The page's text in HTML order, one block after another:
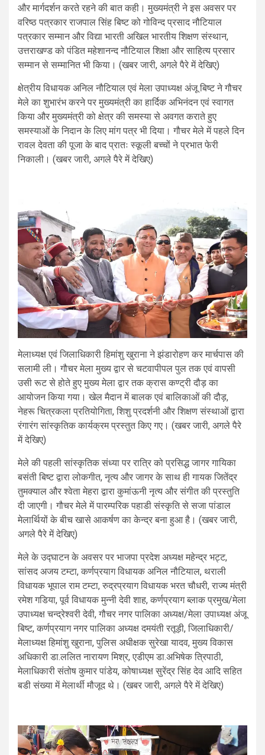
और मार्गदर्शन करते रहने की बात कही। मुख्यमंत्री ने इस अवसर पर
वरिष्ठ पत्रकार राजपाल सिंह बिष्ट को गोविन्द प्रसाद नौटियाल
पत्रकार सम्मान और विद्या भारती अखिल भारतीय शिक्षण संस्थान,
उत्तराखण्ड को पंडित महेशानन्द नौटियाल शिक्षा और साहित्य प्रसार
सम्मान से सम्मानित भी किया। (खबर जारी, अगले पैरे में देखिए)
क्षेत्रीय विधायक अनिल नौटियाल एवं मेला उपाध्यक्ष अंजू बिष्ट ने गौचर
मेले का शुभारंभ करने पर मुख्यमंत्री का हार्दिक अभिनंदन एवं स्वागत
किया और मुख्यमंत्री को क्षेत्र की समस्या से अवगत कराते हुए
समस्याओं के निदान के लिए मांग पत्र भी दिया। गौचर मेले में पहले दिन
रावल देवता की पूजा के बाद प्रातः स्कूली बच्चों ने प्रभात फेरी
निकाली। (खबर जारी, अगले पैरे में देखिए)
मेलाध्यक्ष एवं जिलाधिकारी हिमांशु खुराना ने झंडारोहण कर मार्चपास की
सलामी ली। गौचर मेला मुख्य द्वार से चटवापीपल पुल तक एवं वापसी
उसी रूट से होते हुए मुख्य मेला द्वार तक क्रास कण्ट्री दौड़ का
आयोजन किया गया। खेल मैदान में बालक एवं बालिकाओं की दौड़,
नेहरू चित्रकला प्रतियोगिता, शिशु प्रदर्शनी और शिक्षण संस्थाओं द्वारा
रंगारंग सांस्कृतिक कार्यक्रम प्रस्तुत किए गए। (खबर जारी, अगले पैरे
में देखिए)
मेले की पहली सांस्कृतिक संध्या पर रात्रि को प्रसिद्ध जागर गायिका
बसंती बिष्ट द्वारा लोकगीत, नृत्य और जागर के साथ ही गायक जितेंद्र
तुमक्याल और श्वेता मेहरा द्वारा कुमांऊनी नृत्य और संगीत की प्रस्तुति
दी जाएगी। गौचर मेले में पारम्परिक पहाडी संस्कृति से सजा पांडाल
मेलार्थियों के बीच खासे आकर्षण का केन्द्र बना हुआ है। (खबर जारी,
अगले पैरे में देखिए)
मेले के उद्घाटन के अवसर पर भाजपा प्रदेश अध्यक्ष महेन्द्र भट्ट,
सांसद अजय टम्टा, कर्णप्रयाग विधायक अनिल नौटियाल, थराली
विधायक भूपाल राम टम्टा, रुद्रप्रयाग विधायक भरत चौधरी, राज्य मंत्री
रमेश गडिया, पूर्व विधायक मुन्नी देवी शाह, कर्णप्रयाग ब्लाक प्रमुख/मेला
उपाध्यक्ष चन्द्रेश्वरी देवी, गौचर नगर पालिका अध्यक्ष/मेला उपाध्यक्ष अंजू
बिष्ट, कर्णप्रयाग नगर पालिका अध्यक्ष दमयंती रतूड़ी, जिलाधिकारी/
मेलाध्यक्ष हिमांशु खुराना, पुलिस अधीक्षक सुरेखा यादव, मुख्य विकास
अधिकारी डा.ललित नारायण मिश्र, एडीएम डा.अभिषेक त्रिपाठी,
मेलाधिकारी संतोष कुमार पांडेय, कोषाध्यक्ष सुरेंद्र सिंह देव आदि सहित
बडी संख्या में मेलार्थी मौजूद थे। (खबर जारी, अगले पैरे में देखिए)